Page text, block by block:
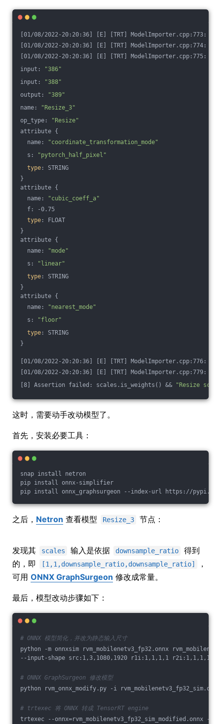
[01/08/2022-20:20:36] [E] [TRT] ModelImporter.cpp:773:
[01/08/2022-20:20:36] [E] [TRT] ModelImporter.cpp:774:
[01/08/2022-20:20:36] [E] [TRT] ModelImporter.cpp:775:
input:
"386"
input:
"388"
output:
"389"
name:
"Resize_3"
op_type:
"Resize"
attribute {
name:
"coordinate_transformation_mode"
s:
"pytorch_half_pixel"
type : STRING
}
attribute {
name:
"cubic_coeff_a"
f: -0.75
type : FLOAT
}
attribute {
name:
"mode"
s:
"linear"
type : STRING
}
attribute {
name:
"nearest_mode"
s:
"floor"
type : STRING
}
[01/08/2022-20:20:36] [E] [TRT] ModelImporter.cpp:776: ---
[01/08/2022-20:20:36] [E] [TRT] ModelImporter.cpp:779:
[8] Assertion failed: scales.is_weights() &&
"Resize
这时，需要动手改动模型了。
首先，安装必要工具：
snap install netron
pip install onnx-simplifier
pip install onnx_graphsurgeon --index-url https://
之后， Netron 查看模型 Resize_3 节点：
发现其 scales 输入是依据 downsample_ratio
得到
的，即
[1,1,downsample_ratio,downsample_ratio]
，
可用 ONNX GraphSurgeon 修改成常量。
最后，模型改动步骤如下：
# ONNX 模型简化，并改为静态输入尺寸
python -m onnxsim rvm_mobilenetv3_fp32.onnx
--input-shape src:1,3,1080,1920 r1i:1,1,1,1 r2i:1,1,1,1
# ONNX GraphSurgeon 修改模型
python rvm_onnx_modify.py -i
# trtexec 将 ONNX 转成 TensorRT engine
trtexec --onnx=rvm_mobilenetv3_fp32_sim_modified.onnx --